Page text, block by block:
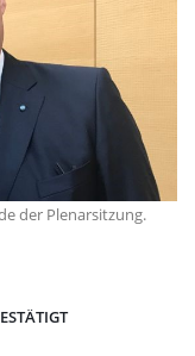
der Plenarsitzung.